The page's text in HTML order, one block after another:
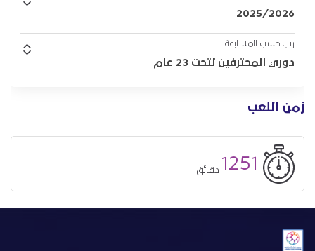
زمن اللعب
1251 دقائق
2025/2026
رتب حسب المسابقة
دوري المحترفين لتحت 23 عام